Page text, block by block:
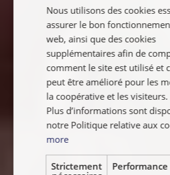
Nous utilisons des cookies
assurer le bon
web, ainsi que des cookies
supplémentaires afin de
comment le site est utilisé et
peut être amélioré pour les
la coopérative et les visiteurs.
Plus d’informations sont
notre Politique relative aux
more
Strictement
Performance